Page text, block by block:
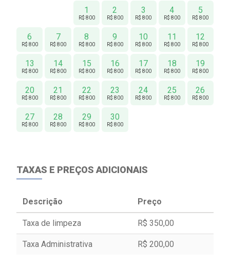
1
R$ 800
2
R$ 800
3
R$ 800
4
R$ 800
5
R$ 800
6
R$ 800
7
R$ 800
8
R$ 800
9
R$ 800
10
R$ 800
11
R$ 800
12
R$ 800
13
R$ 800
14
R$ 800
15
R$ 800
16
R$ 800
17
R$ 800
18
R$ 800
19
R$ 800
20
R$ 800
21
R$ 800
22
R$ 800
23
R$ 800
24
R$ 800
25
R$ 800
26
R$ 800
27
R$ 800
28
R$ 800
29
R$ 800
30
R$ 800
TAXAS E PREÇOS ADICIONAIS
Descrição Preço
Taxa de limpeza R$ 350,00
Taxa Administrativa R$ 200,00